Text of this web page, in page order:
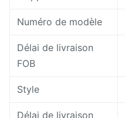
Numéro de modèle
Délai de livraison
FOB
Style
Délai de livraison